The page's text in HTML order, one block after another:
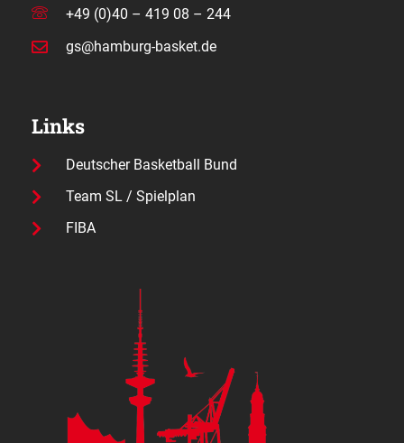
+49 (0)40 – 419 08 – 244
gs@hamburg-basket.de
Links
Deutscher Basketball Bund
Team SL / Spielplan
FIBA